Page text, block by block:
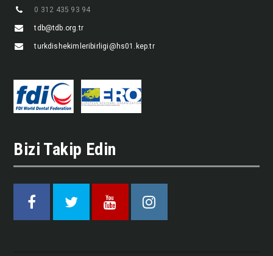
0 312 435 93 94
tdb@tdb.org.tr
turkdishekimleribirligi@hs01.kep.tr
Bizi Takip Edin
Facebook Twitter Youtube Instagram